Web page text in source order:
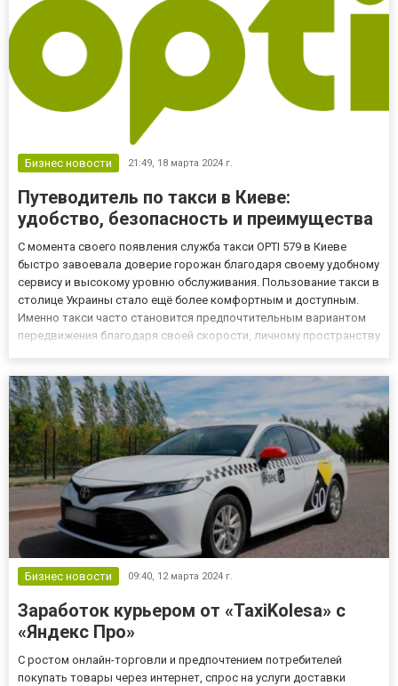
Бизнес новости 21:49, 18 марта 2024 г.
Путеводитель по такси в Киеве:
удобство, безопасность и преимущества
С момента своего появления служба такси OPTI 579 в Киеве
быстро завоевала доверие горожан благодаря своему удобному
сервису и высокому уровню обслуживания. Пользование такси в
столице Украины стало ещё более комфортным и доступным.
Именно такси часто становится предпочтительным вариантом
передвижения благодаря своей скорости, личному пространству
инфраструктуры...
Бизнес новости 09:40, 12 марта 2024 г.
Заработок курьером от «TaxiKolesa» с
«Яндекс Про»
С ростом онлайн-торговли и предпочтением потребителей
покупать товары через интернет, спрос на услуги доставки